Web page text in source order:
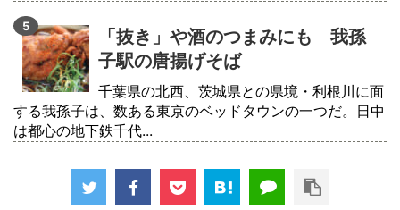
「抜き」や酒のつまみにも 我孫
子駅の唐揚げそば
千葉県の北西、茨城県との県境・利根川に面
する我孫子は、数ある東京のベッドタウンの一つだ。日中
は都心の地下鉄千代...